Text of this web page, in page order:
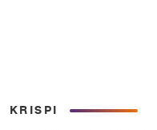
KRISPI